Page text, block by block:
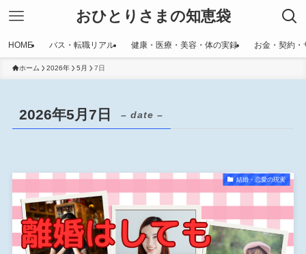
おひとりさまの知恵袋
HOME バス・転職リアル 健康・医療・美容・体の実録 お金・契約
ホーム 2026年 5月 7日
2026年5月7日 – date –
結婚・恋愛の現実